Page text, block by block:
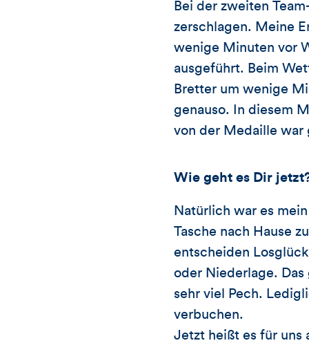
Bei der zweiten
zerschlagen. Meine
wenige Minuten vor
ausgeführt. Beim
Bretter um wenige
genauso. In diesem
von der Medaille war
Wie geht es Dir
Natürlich war es
Tasche nach Hause
entscheiden
oder Niederlage.
sehr viel Pech.
verbuchen.
Jetzt heißt es für uns